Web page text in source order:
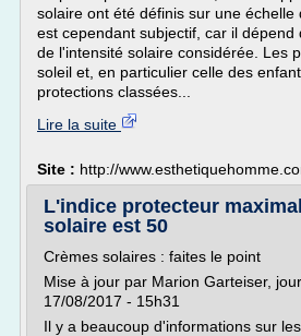
solaire ont été définis sur une échelle
est cependant subjectif, car il dépend
de l'intensité solaire considérée. Les
soleil et, en particulier celle des
protections classées...
Lire la suite
Site : http://
L'indice protecteur
solaire est 50
Crèmes solaires : faites le point
Mise à jour par Marion Garteiser,
17/08/2017 - 15h31
Il y a beaucoup d'informations sur